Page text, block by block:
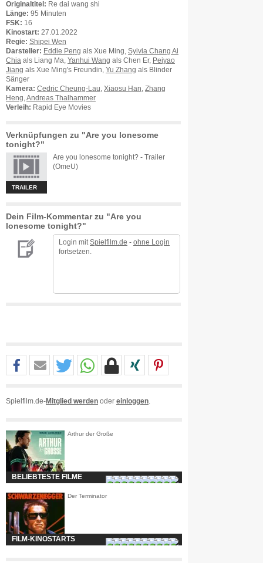
Originaltitel: Re dai wang shi
Länge: 95 Minuten
FSK: 16
Kinostart: 27.01.2022
Regie: Shipei Wen
Darsteller: Eddie Peng als Xue Ming, Sylvia Chang Ai
Chia als Liang Ma, Yanhui Wang als Chen Er, Peiyao
Jiang als Xue Ming's Freundin, Yu Zhang als Blinder
Sänger
Kamera: Cedric Cheung-Lau Xiaosu Han Zhang
Heng Andreas Thalhammer
Verleih: Rapid Eye Movies
Verknüpfungen zu "Are you lonesome
tonight?"
TRAILER
Are you lonesome tonight? - Trailer
(OmeU)
Dein Film-Kommentar zu "Are you
lonesome tonight?"
Login mit Spielfilm.de - ohne Login
fortsetzen.
Spielfilm.de-Mitglied werden oder einloggen
Arthur der Große
BELIEBTESTE FILME
Der Terminator
FILM-KINOSTARTS